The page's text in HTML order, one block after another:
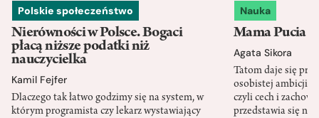
Polskie społeczeństwo
Nierówności w Polsce. Bogaci
płacą niższe podatki niż
nauczycielka
Kamil Fejfer
Dlaczego tak łatwo godzimy się na system, w
którym programista czy lekarz wystawiający
Nauka
Mama Pucia
Agata Sikora
Tatom daje się
osobistej ambicji,
czyli cech i
przedstawia się